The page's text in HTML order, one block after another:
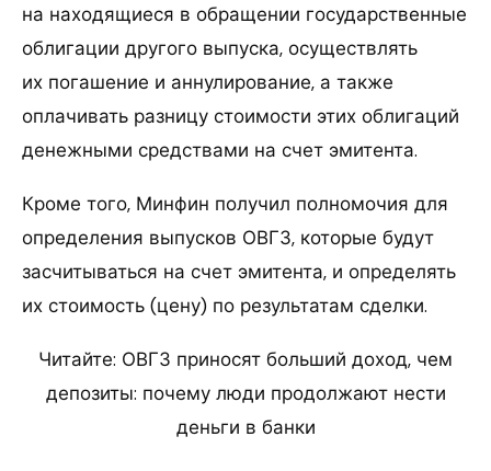
на находящиеся в обращении государственные
облигации другого выпуска, осуществлять
их погашение и аннулирование, а также
оплачивать разницу стоимости этих облигаций
денежными средствами на счет эмитента.
Кроме того, Минфин получил полномочия для
определения выпусков ОВГЗ, которые будут
засчитываться на счет эмитента, и определять
их стоимость (цену) по результатам сделки.
Читайте: ОВГЗ приносят больший доход, чем
депозиты: почему люди продолжают нести
деньги в банки